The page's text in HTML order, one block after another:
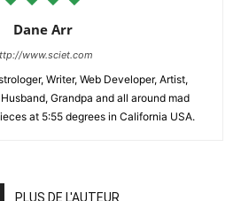
Dane Arr
www.sciet.com
Writer, Web Developer, Artist,
Grandpa and all around mad
at 5:55 degrees in California USA.
PLUS DE L'AUTEUR